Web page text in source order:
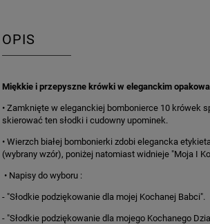
OPIS
Miękkie i przepyszne krówki w eleganckim
• Zamknięte w eleganckiej bombonierce 10 krówek
skierować ten słodki i cudowny upominek.
• Wierzch białej bombonierki zdobi elegancka
(wybrany wzór), poniżej natomiast widnieje "Moja I
• Napisy do wyboru :
- "Słodkie podziękowanie dla mojej Kochanej Babci".
- "Słodkie podziękowanie dla mojego Kochanego